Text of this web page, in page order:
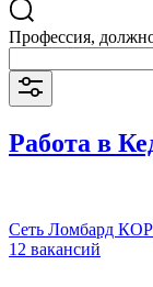
Профессия,
Работа в
Сеть Ломбард
12 вакансий